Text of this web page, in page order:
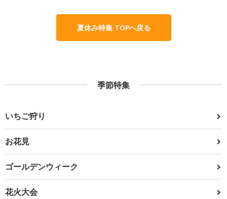
夏休み特集 TOPへ戻る
季節特集
いちご狩り
お花見
ゴールデンウィーク
花火大会